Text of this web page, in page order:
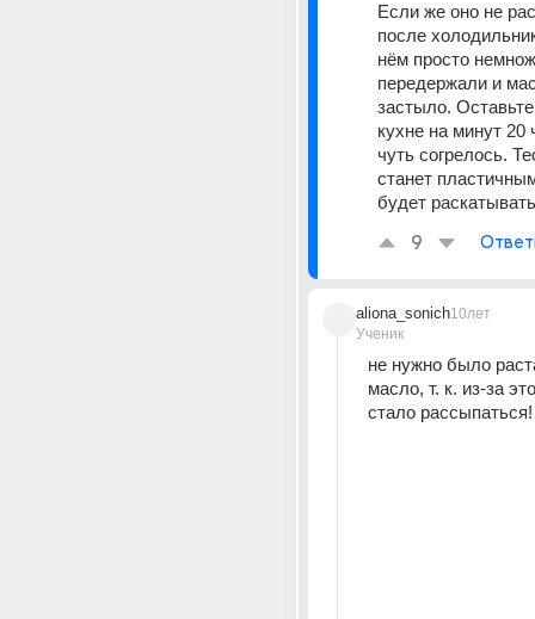
Если же оно не
после
нём просто
передержали и
застыло.
кухне на минут
чуть согрелось.
станет
будет
9
aliona_sonich
Ученик
10лет
не нужно было
масло, т. к. из-за
стало рассыпаться!